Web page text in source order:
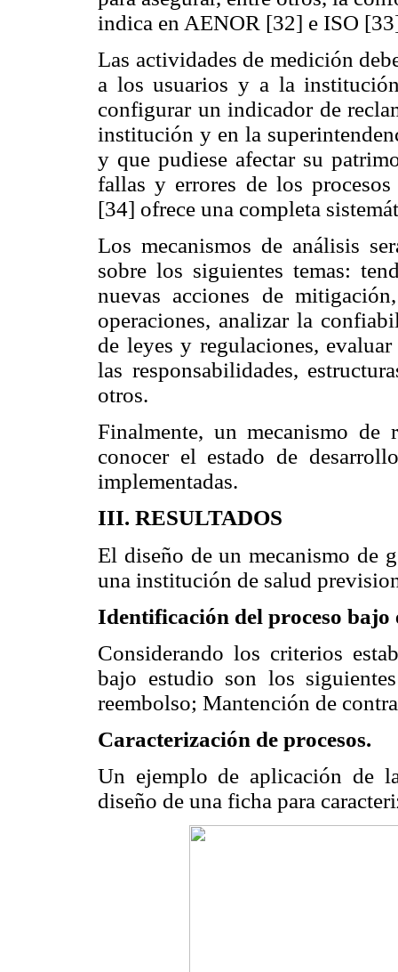
indica en AENOR [32] e ISO
Las actividades de medición
a los usuarios y a la
configurar un indicador de
institución y en la
y que pudiese afectar su
fallas y errores de los
[34] ofrece una completa
Los mecanismos de análisis
sobre los siguientes temas:
nuevas acciones de
operaciones, analizar la
de leyes y regulaciones,
las responsabilidades,
otros.
Finalmente, un mecanismo de
conocer el estado de
implementadas.
III. RESULTADOS
El diseño de un mecanismo de
una institución de salud
Identificación del proceso bajo
Considerando los criterios
bajo estudio son los
reembolso; Mantención de
Caracterización de procesos.
Un ejemplo de aplicación de
diseño de una ficha para